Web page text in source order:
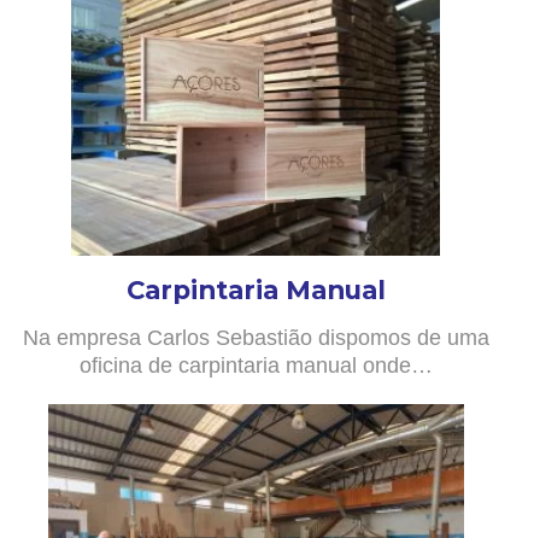
Carpintaria Manual
Na empresa Carlos Sebastião dispomos de uma
oficina de carpintaria manual onde…